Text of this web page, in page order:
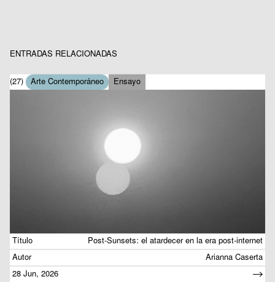
ENTRADAS RELACIONADAS
(27) Arte Contemporáneo Ensayo
Título
Post-Sunsets: el atardecer en la era post-internet
Autor
Arianna Caserta
28 Jun, 2026